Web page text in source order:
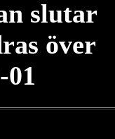
slutar
över
01